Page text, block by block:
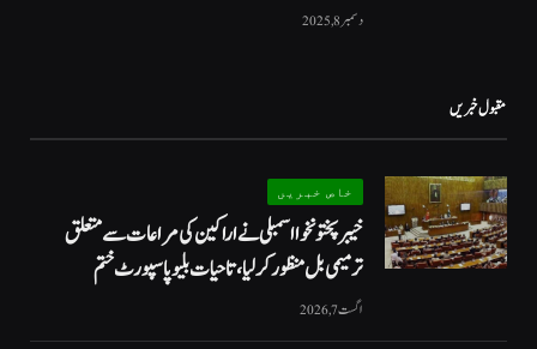
دسمبر 8, 2025
مقبول خبریں
خاص خبریں
خیبرپختونخوا اسمبلی نے اراکین کی مراعات سے متعلق
ترمیمی بل منظور کر لیا، تاحیات بلیو پاسپورٹ ختم
اگست 7, 2026